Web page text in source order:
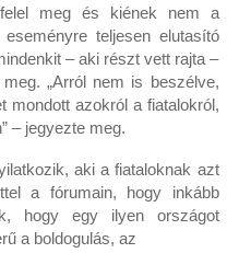
meg és kiének nem a
teljesen elutasító
– aki részt vett rajta –
„Arról nem is beszélve,
mondott azokról a fiatalokról,
– jegyezte meg.
aki a fiataloknak azt
a fórumain, hogy inkább
hogy egy ilyen országot
a boldogulás, az